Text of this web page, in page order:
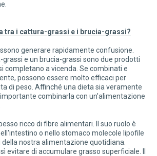
tra i cattura-grassi e i brucia-grassi?
generare rapidamente confusione.
e un brucia-grassi sono due prodotti
completano a vicenda. Se combinati e
possono essere molto efficaci per
di peso. Affinché una dieta sia veramente
combinarla con un'alimentazione
ricco di fibre alimentari. Il suo ruolo è
o nello stomaco molecole lipofile
nostra alimentazione quotidiana.
evitare di accumulare grasso superficiale. Il